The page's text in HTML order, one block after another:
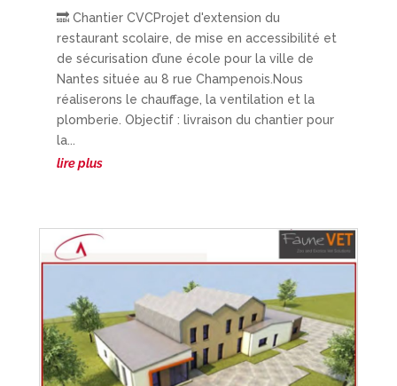
🔜 Chantier CVCProjet d'extension du
restaurant scolaire, de mise en accessibilité et
de sécurisation d’une école pour la ville de
Nantes située au 8 rue Champenois.Nous
réaliserons le chauffage, la ventilation et la
plomberie. Objectif : livraison du chantier pour
la...
lire plus